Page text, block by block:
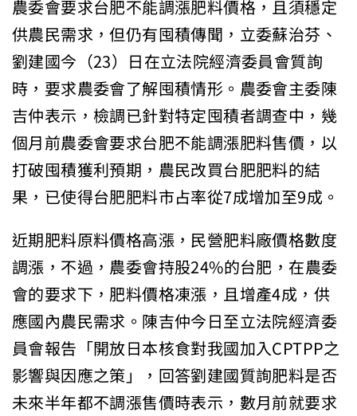
供農民需求，但仍有囤積傳聞，立委蘇治芬、
劉建國今（23）日在立法院經濟委員會質詢
時，要求農委會了解囤積情形。農委會主委陳
吉仲表示，檢調已針對特定囤積者調查中，幾
個月前農委會要求台肥不能調漲肥料售價，以
打破囤積獲利預期，農民改買台肥肥料的結
果，已使得台肥肥料市占率從7成增加至9成。
近期肥料原料價格高漲，民營肥料廠價格數度
調漲，不過，農委會持股24%的台肥，在農委
會的要求下，肥料價格凍漲，且增產4成，供
應國內農民需求。陳吉仲今日至立法院經濟委
員會報告「開放日本核食對我國加入CPTPP之
影響與因應之策」，回答劉建國質詢肥料是否
未來半年都不調漲售價時表示，數月前就要求